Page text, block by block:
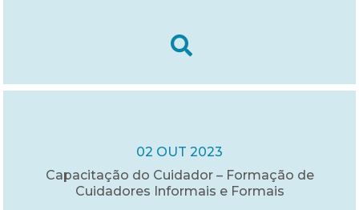
02 OUT 2023
Capacitação do Cuidador – Formação de
Cuidadores Informais e Formais